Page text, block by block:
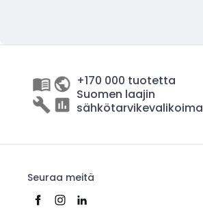
+170 000 tuotetta
Suomen laajin
sähkötarvikevalikoima
Seuraa meitä